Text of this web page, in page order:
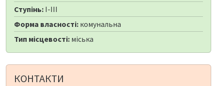
Ступінь: I-III
Форма власності: комунальна
Тип місцевості: міська
КОНТАКТИ